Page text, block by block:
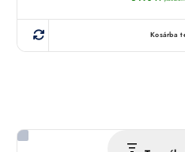
Kosárba